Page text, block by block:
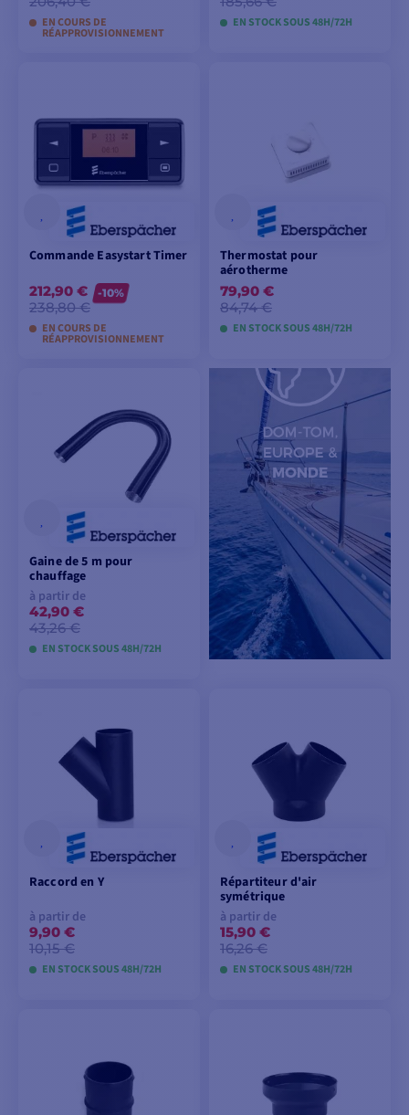
EN COURS DE
RÉAPPROVISIONNEMENT
EN STOCK SOUS 48H/72H
Commande Easystart Timer
212,90 €
238,80 €
-10%
EN COURS DE
RÉAPPROVISIONNEMENT
PANIER
Thermostat pour
aérotherme
79,90 €
84,74 €
EN STOCK SOUS 48H/72H
AJOUTER AU
PANIER
Gaine de 5 m pour
chauffage
à partir de
42,90 €
43,26 €
EN STOCK SOUS 48H/72H
Raccord en Y
à partir de
9,90 €
10,15 €
EN STOCK SOUS 48H/72H
Répartiteur d'air
symétrique
à partir de
15,90 €
16,26 €
EN STOCK SOUS 48H/72H